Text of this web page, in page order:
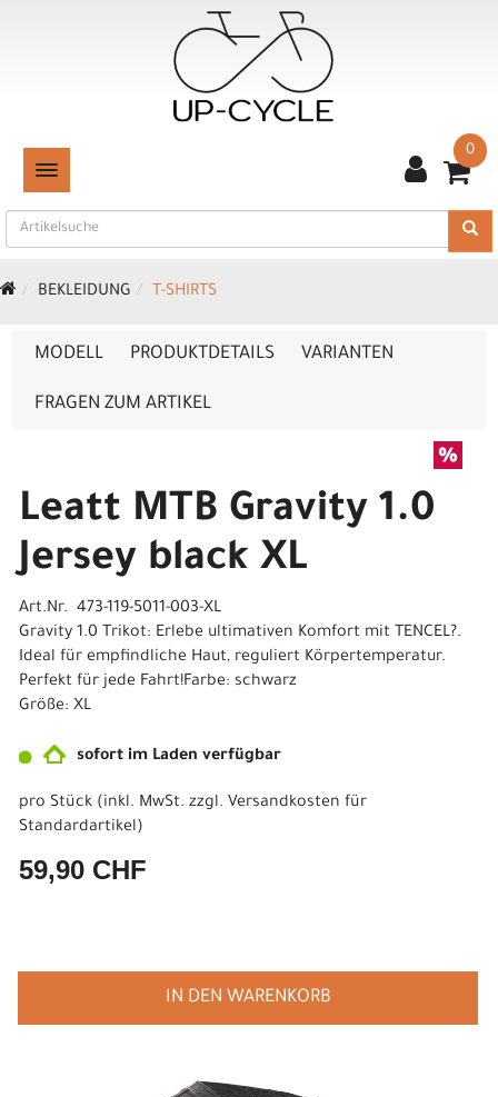
TOGGLE NAVIGATION
0
BEKLEIDUNG T-SHIRTS
MODELL PRODUKTDETAILS VARIANTEN
FRAGEN ZUM ARTIKEL
Leatt MTB Gravity 1.0
Jersey black XL
Art.Nr. 473-119-5011-003-XL
Gravity 1.0 Trikot: Erlebe ultimativen Komfort mit TENCEL?.
Ideal für empfindliche Haut, reguliert Körpertemperatur.
Perfekt für jede Fahrt!Farbe: schwarz
Größe: XL
sofort im Laden verfügbar
pro Stück (inkl. MwSt. zzgl. Versandkosten für
Standardartikel)
59,90 CHF
IN DEN WARENKORB